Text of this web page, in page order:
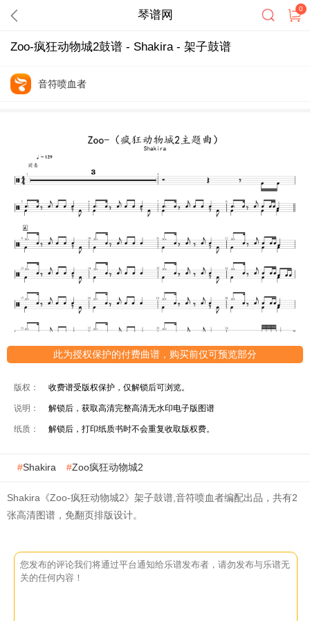
琴谱网 0
Zoo-疯狂动物城2鼓谱 - Shakira - 架子鼓谱
音符喷血者
此为授权保护的付费曲谱，购买前仅可预览部分
版权： 收费谱受版权保护，仅解锁后可浏览。
说明： 解锁后，获取高清完整高清无水印电子版图谱
纸质： 解锁后，打印纸质书时不会重复收取版权费。
Shakira Zoo疯狂动物城2
Shakira《Zoo-疯狂动物城2》架子鼓谱,音符喷血者编配出品，共有2
张高清图谱，免翻页排版设计。